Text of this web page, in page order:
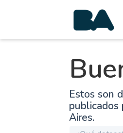
Estos son
publicados
Aires.